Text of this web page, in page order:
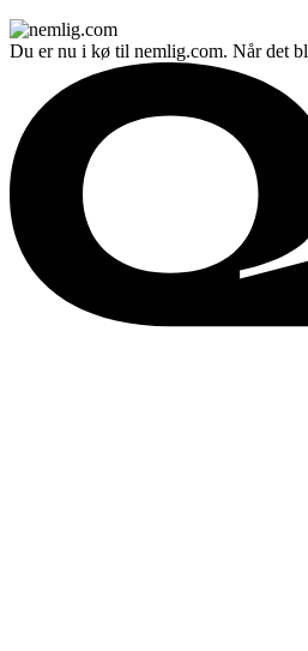
Du er nu i kø til nemlig.com. Når det